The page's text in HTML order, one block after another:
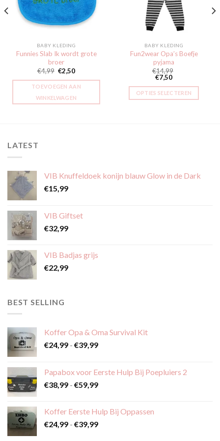
BABY KLEDING
Funnies Slab Ik wordt grote
broer
€4,99 €2,50
TOEVOEGEN AAN
WINKELWAGEN
BABY KLEDING
Fun2wear Opa’s Boefje
pyjama
€14,99
€7,50
OPTIES SELECTEREN
kan
LATEST
VIB Knuffeldoek konijn blauw Glow in de Dark
€15,99
VIB Giftset
€32,99
VIB Badjas grijs
€22,99
BEST SELLING
Koffer Opa & Oma Survival Kit
€24,99 - €39,99Prijsklasse:
€39,99
Papabox voor Eerste Hulp Bij Poepluiers 2
€38,99 - €59,99Prijsklasse:
€59,99
Koffer Eerste Hulp Bij Oppassen
€24,99 - €39,99Prijsklasse: